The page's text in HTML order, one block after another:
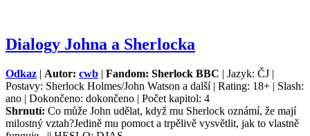
Dialogy Johna a Sherlocka
Odkaz | Autor: cwb | Fandom: Sherlock BBC | Jazyk: ČJ |
Postavy: Sherlock Holmes/John Watson a další | Rating: 18+ | Slash:
ano | Dokončeno: dokončeno | Počet kapitol: 4
Shrnutí: Co může John udělat, když mu Sherlock oznámí, že mají
milostný vztah?Jedině mu pomoct a trpělivě vysvětlit, jak to vlastně